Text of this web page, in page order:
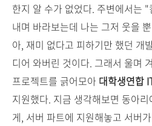
한지 알 수가 없었다. 주변에서는
내며 바라보는데 나는 그저 웃을
아, 재미 없다고 피하기만 했던 개
디어 와버린 것이다. 그래서 울며
프로젝트를 긁어모아 대학생연합
지원했다. 지금 생각해보면 동아
게, 서버 파트에 지원해놓고 서버